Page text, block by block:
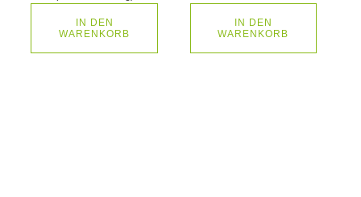
IN DEN
WARENKORB
IN DEN
WARENKORB